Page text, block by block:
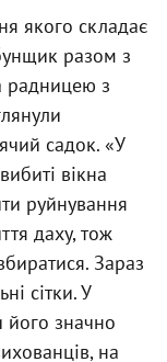
якого складає
разом з
радницею з
садок. «У
вікна
руйнування
даху, тож
Зараз
сітки. У
його значно
на